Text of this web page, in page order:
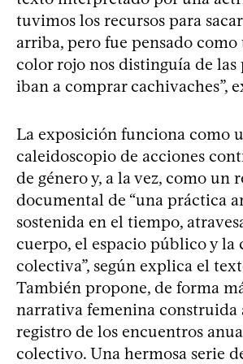
tuvimos los recursos para
arriba, pero fue pensado como
color rojo nos distinguía de las
iban a comprar cachivaches”,
La exposición funciona como
caleidoscopio de acciones
de género y, a la vez, como un
documental de “una práctica
sostenida en el tiempo,
cuerpo, el espacio público y la
colectiva”, según explica el
También propone, de forma
narrativa femenina construida
registro de los encuentros
colectivo. Una hermosa serie